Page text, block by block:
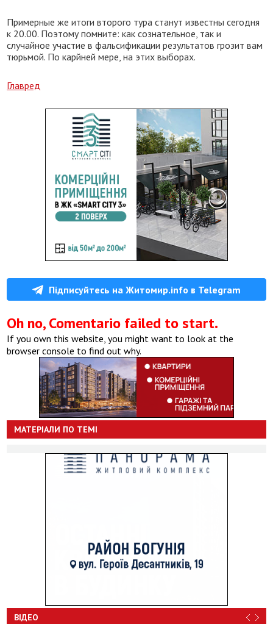
Примерные же итоги второго тура станут известны сегодня
к 20.00. Поэтому помните: как сознательное, так и
случайное участие в фальсификации результатов грозит вам
тюрьмой. По карйней мере, на этих выборах.
Главред
Підписуйтесь на Житомир.info в Telegram
Oh no, Comentario failed to start.
If you own this website, you might want to look at the
browser console to find out why.
МАТЕРІАЛИ ПО ТЕМІ
ВІДЕО